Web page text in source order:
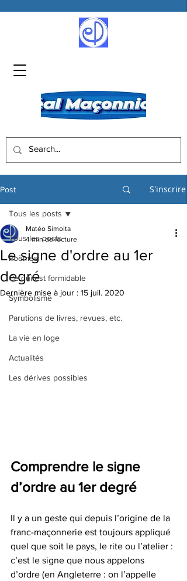
Post S'inscrire
Tous les posts
Poèmes
Ce qui est formidable
Symbolisme
Parutions de livres, revues, etc.
La vie en loge
Actualités
Les dérives possibles
Tous les posts
Le signe d'ordre au 1er
degré
Matéo Simoita
4 min de lecture
Dernière mise à jour : 15 juil. 2020
Comprendre le signe
d’ordre au 1er degré
Il y a un geste qui depuis l’origine de la
franc-maçonnerie est toujours appliqué
quel que soit le pays, le rite ou l’atelier :
c’est le signe que nous appelons
d’ordre (en Angleterre : on l’appelle